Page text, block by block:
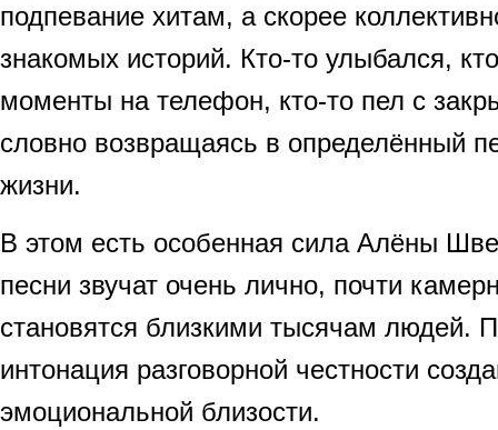
подпевание хитам, а скорее
знакомых историй. Кто-то улыбался,
моменты на телефон, кто-то пел с
словно возвращаясь в определённый
жизни.
В этом есть особенная сила Алёны
песни звучат очень лично, почти
становятся близкими тысячам людей.
интонация разговорной честности
эмоциональной близости.